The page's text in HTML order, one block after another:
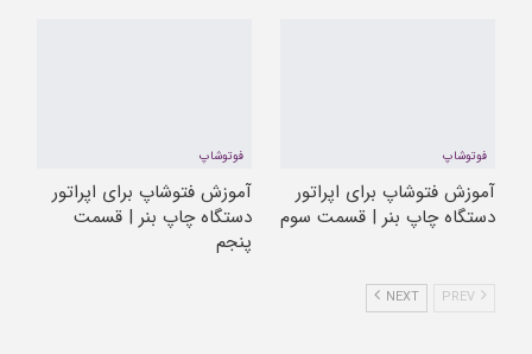
فوتوشاپ
آموزش فتوشاپ برای اپراتور
دستگاه چاپ بنر | قسمت سوم
فوتوشاپ
آموزش فتوشاپ برای اپراتور
دستگاه چاپ بنر | قسمت
پنجم
NEXT